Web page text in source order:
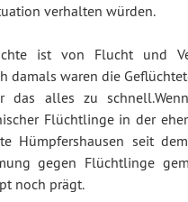
verhalten würden.
ist von Flucht und
damals waren die
das alles zu
Flüchtlinge in der
Hümpfershausen seit
gegen Flüchtlinge
noch prägt.